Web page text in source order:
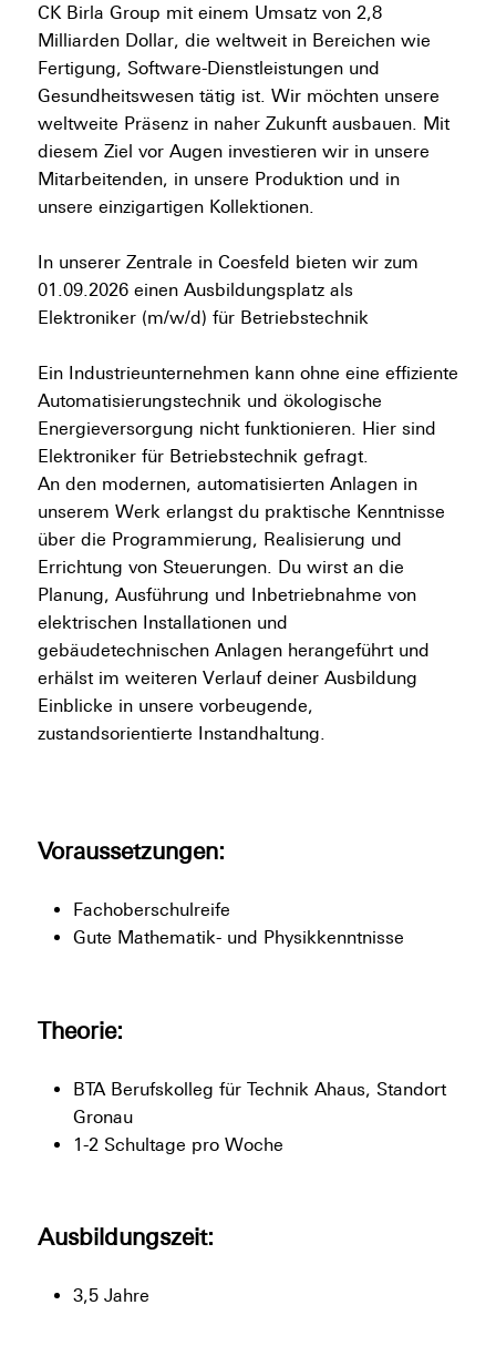
CK Birla Group mit einem Umsatz von 2,8
Milliarden Dollar, die weltweit in Bereichen wie
Fertigung, Software-Dienstleistungen und
Gesundheitswesen tätig ist. Wir möchten unsere
weltweite Präsenz in naher Zukunft ausbauen. Mit
diesem Ziel vor Augen investieren wir in unsere
Mitarbeitenden, in unsere Produktion und in
unsere einzigartigen Kollektionen.
In unserer Zentrale in Coesfeld bieten wir zum
01.09.2026 einen Ausbildungsplatz als
Elektroniker (m/w/d) für Betriebstechnik
Ein Industrieunternehmen kann ohne eine effiziente
Automatisierungstechnik und ökologische
Energieversorgung nicht funktionieren. Hier sind
Elektroniker für Betriebstechnik gefragt.
An den modernen, automatisierten Anlagen in
unserem Werk erlangst du praktische Kenntnisse
über die Programmierung, Realisierung und
Errichtung von Steuerungen. Du wirst an die
Planung, Ausführung und Inbetriebnahme von
elektrischen Installationen und
gebäudetechnischen Anlagen herangeführt und
erhälst im weiteren Verlauf deiner Ausbildung
Einblicke in unsere vorbeugende,
zustandsorientierte Instandhaltung.
Voraussetzungen:
Fachoberschulreife
Gute Mathematik- und Physikkenntnisse
Theorie:
BTA Berufskolleg für Technik Ahaus, Standort
Gronau
1-2 Schultage pro Woche
Ausbildungszeit:
3,5 Jahre